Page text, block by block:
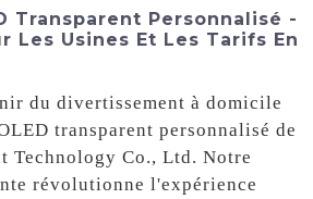
Transparent Personnalisé -
Les Usines Et Les Tarifs En
du divertissement à domicile
transparent personnalisé de
Technology Co., Ltd. Notre
révolutionne l'expérience